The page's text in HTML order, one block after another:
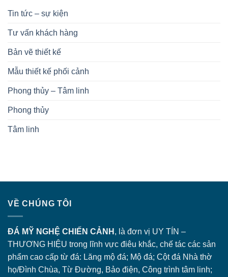
Tin tức – sự kiện
Tư vấn khách hàng
Bản vẽ thiết kế
Mẫu thiết kế phối cảnh
Phong thủy – Tâm linh
Phong thủy
Tâm linh
VỀ CHÚNG TÔI
ĐÁ MỸ NGHỆ CHIẾN CẢNH , là đơn vị UY TÍN –
THƯƠNG HIỆU trong lĩnh vực điêu khắc, chế tác các sản
phẩm cao cấp từ đá: Lăng mộ đá; Mộ đá; Cột đá Nhà thờ
họ/Đình Chùa, Từ Đường, Bảo điện, Công trình tâm linh;